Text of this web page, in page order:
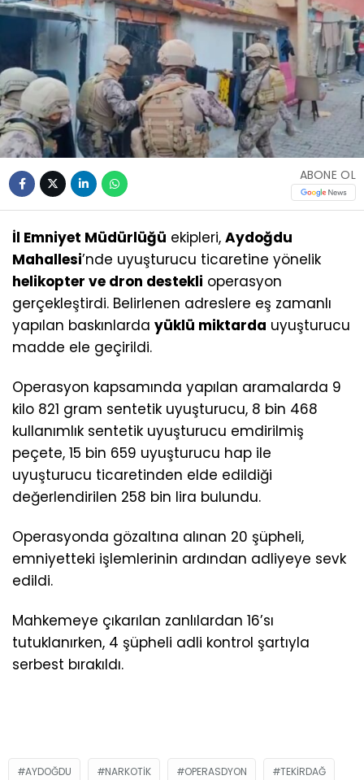
ABONE OL
İl Emniyet Müdürlüğü ekipleri, Aydoğdu
Mahallesi’nde uyuşturucu ticaretine yönelik
helikopter ve dron destekli operasyon
gerçekleştirdi. Belirlenen adreslere eş zamanlı
yapılan baskınlarda yüklü miktarda uyuşturucu
madde ele geçirildi.
Operasyon kapsamında yapılan aramalarda 9
kilo 821 gram sentetik uyuşturucu, 8 bin 468
kullanımlık sentetik uyuşturucu emdirilmiş
peçete, 15 bin 659 uyuşturucu hap ile
uyuşturucu ticaretinden elde edildiği
değerlendirilen 258 bin lira bulundu.
Operasyonda gözaltına alınan 20 şüpheli,
emniyetteki işlemlerinin ardından adliyeye sevk
edildi.
Mahkemeye çıkarılan zanlılardan 16’sı
tutuklanırken, 4 şüpheli adli kontrol şartıyla
serbest bırakıldı.
AYDOĞDU NARKOTIK OPERASDYON TEKIRDAĞ